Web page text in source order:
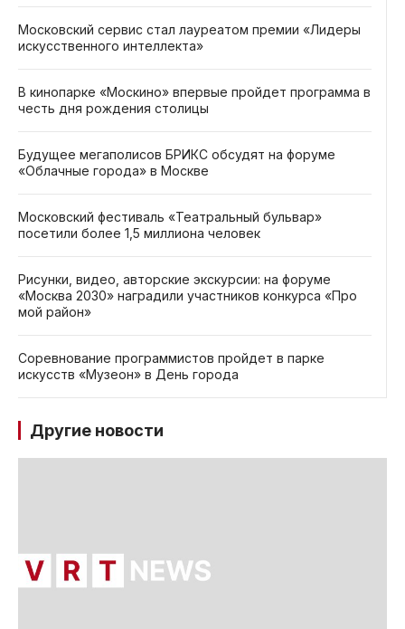
Московский сервис стал лауреатом премии «Лидеры
искусственного интеллекта»
В кинопарке «Москино» впервые пройдет программа в
честь дня рождения столицы
Будущее мегаполисов БРИКС обсудят на форуме
«Облачные города» в Москве
Московский фестиваль «Театральный бульвар»
посетили более 1,5 миллиона человек
Рисунки, видео, авторские экскурсии: на форуме
«Москва 2030» наградили участников конкурса «Про
мой район»
Соревнование программистов пройдет в парке
искусств «Музеон» в День города
Другие новости